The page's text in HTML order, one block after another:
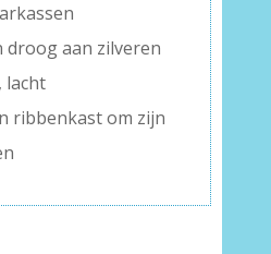
droog aan zilveren
lacht
ribbenkast om zijn